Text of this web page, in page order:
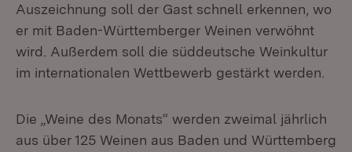
Auszeichnung soll der Gast schnell erkennen, wo
er mit Baden-Württemberger Weinen verwöhnt
wird. Außerdem soll die süddeutsche Weinkultur
im internationalen Wettbewerb gestärkt werden.
Die „Weine des Monats“ werden zweimal jährlich
aus über 125 Weinen aus Baden und Württemberg